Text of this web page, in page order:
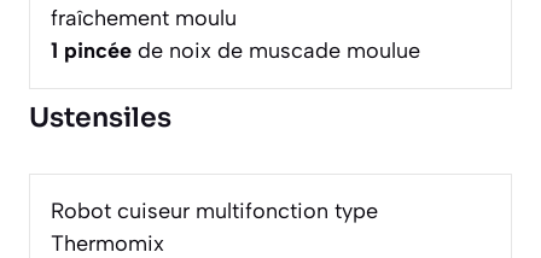
fraîchement moulu
1 pincée de noix de muscade moulue
Ustensiles
Robot cuiseur multifonction type
Thermomix